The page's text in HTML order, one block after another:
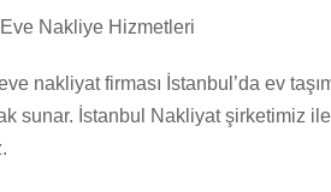
Nakliye Hizmetleri
nakliyat firması İstanbul’da ev
sunar. İstanbul Nakliyat şirketimiz